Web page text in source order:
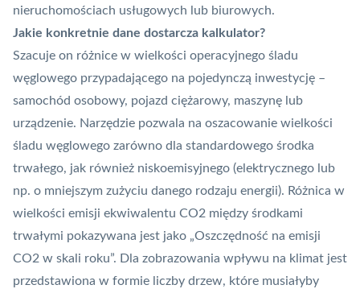
nieruchomościach usługowych lub biurowych.
Jakie konkretnie dane dostarcza kalkulator?
Szacuje on różnice w wielkości operacyjnego śladu
węglowego przypadającego na pojedynczą inwestycję –
samochód osobowy, pojazd ciężarowy, maszynę lub
urządzenie. Narzędzie pozwala na oszacowanie wielkości
śladu węglowego zarówno dla standardowego środka
trwałego, jak również niskoemisyjnego (elektrycznego lub
np. o mniejszym zużyciu danego rodzaju energii). Różnica w
wielkości emisji ekwiwalentu CO2 między środkami
trwałymi pokazywana jest jako „Oszczędność na emisji
CO2 w skali roku”. Dla zobrazowania wpływu na klimat jest
przedstawiona w formie liczby drzew, które musiałyby